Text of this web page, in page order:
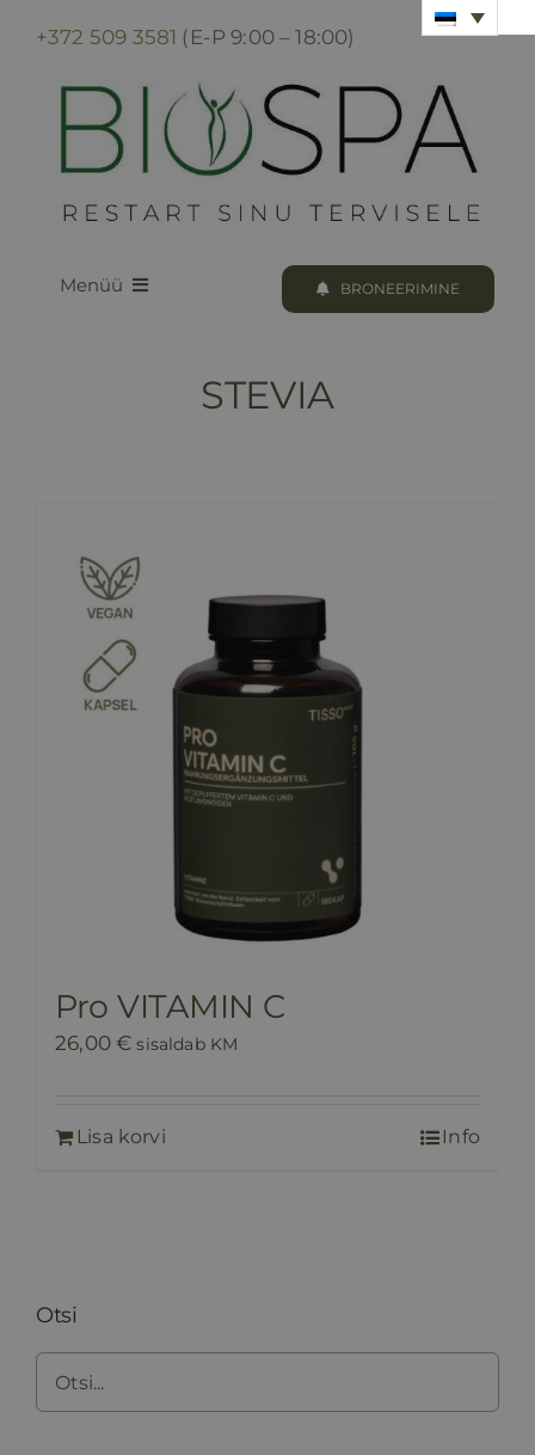
content
+372 509 3581 (E-P 9:00 – 18:00)
Menüü
HINNAKIRI
BLOGI
BRONEERIMINE
STEVIA
Pro VITAMIN C
26,00€ sisaldab KM
Lisa korvi Info
Otsi